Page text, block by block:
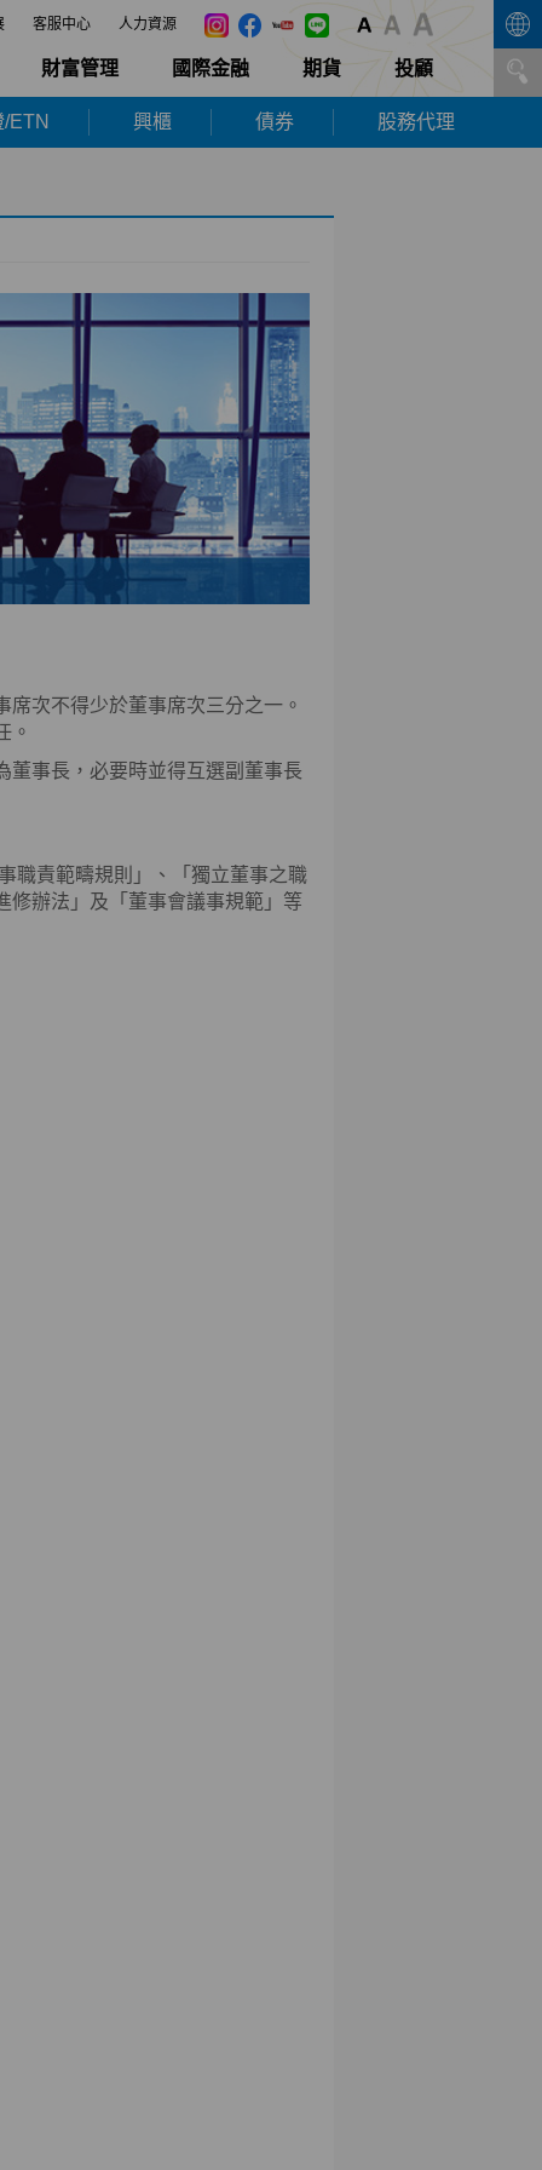
客服中心 人力資源
財富管理 國際金融 期貨 投顧
ETN 興櫃 債券 股務代理
次不得少於董事席次三分之一。
。
董事長，必要時並得互選副董事長
職責範疇規則」、「獨立董事之職
修辦法」及「董事會議事規範」等